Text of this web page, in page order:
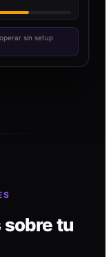
sin setup
tu